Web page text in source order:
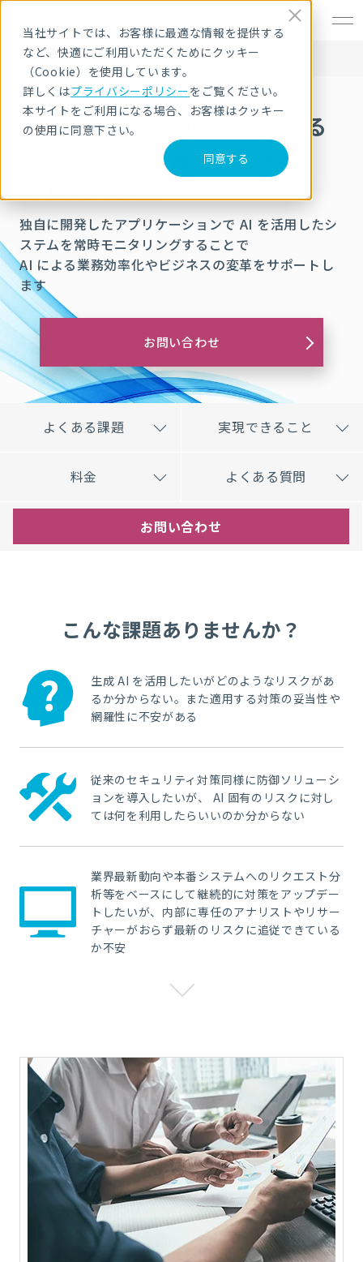
当社サイトでは、お客様に最適な情報を提供する
など、快適にご利用いただくためにクッキー
（Cookie）を使用しています。
詳しくはプライバシーポリシーをご覧ください。
本サイトをご利用になる場合、お客様はクッキー
の使用に同意下さい。
同意する
HOME サービス・製品
AIセキュリティ
AI Blue Team（AI セキュリティ監視サービス）
AI 固有のリスクから企業を守る
セキュリティ監視サービス
AI Blue Team
独自に開発したアプリケーションで AI を活用したシ
ステムを常時モニタリングすることで
AI による業務効率化やビジネスの変革をサポートし
ます
お問い合わせ
よくある課題 実現できること
料金 よくある質問
お問い合わせ
こんな課題ありませんか？
生成 AI を活用したいがどのようなリスクがあ
るか分からない。また適用する対策の妥当性や
網羅性に不安がある
従来のセキュリティ対策同様に防御ソリューシ
ョンを導入したいが、 AI 固有のリスクに対し
ては何を利用したらいいのか分からない
業界最新動向や本番システムへのリクエスト分
析等をベースにして継続的に対策をアップデー
トしたいが、内部に専任のアナリストやリサー
チャーがおらず最新のリスクに追従できている
か不安